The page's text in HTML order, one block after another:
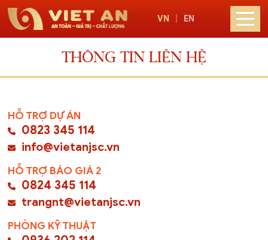
VN EN
THÔNG TIN LIÊN HỆ
HỖ TRỢ DỰ ÁN
0823 345 114
info@vietanjsc.vn
HỖ TRỢ BÁO GIÁ 2
0824 345 114
trangnt@vietanjsc.vn
PHÒNG KỸ THUẬT